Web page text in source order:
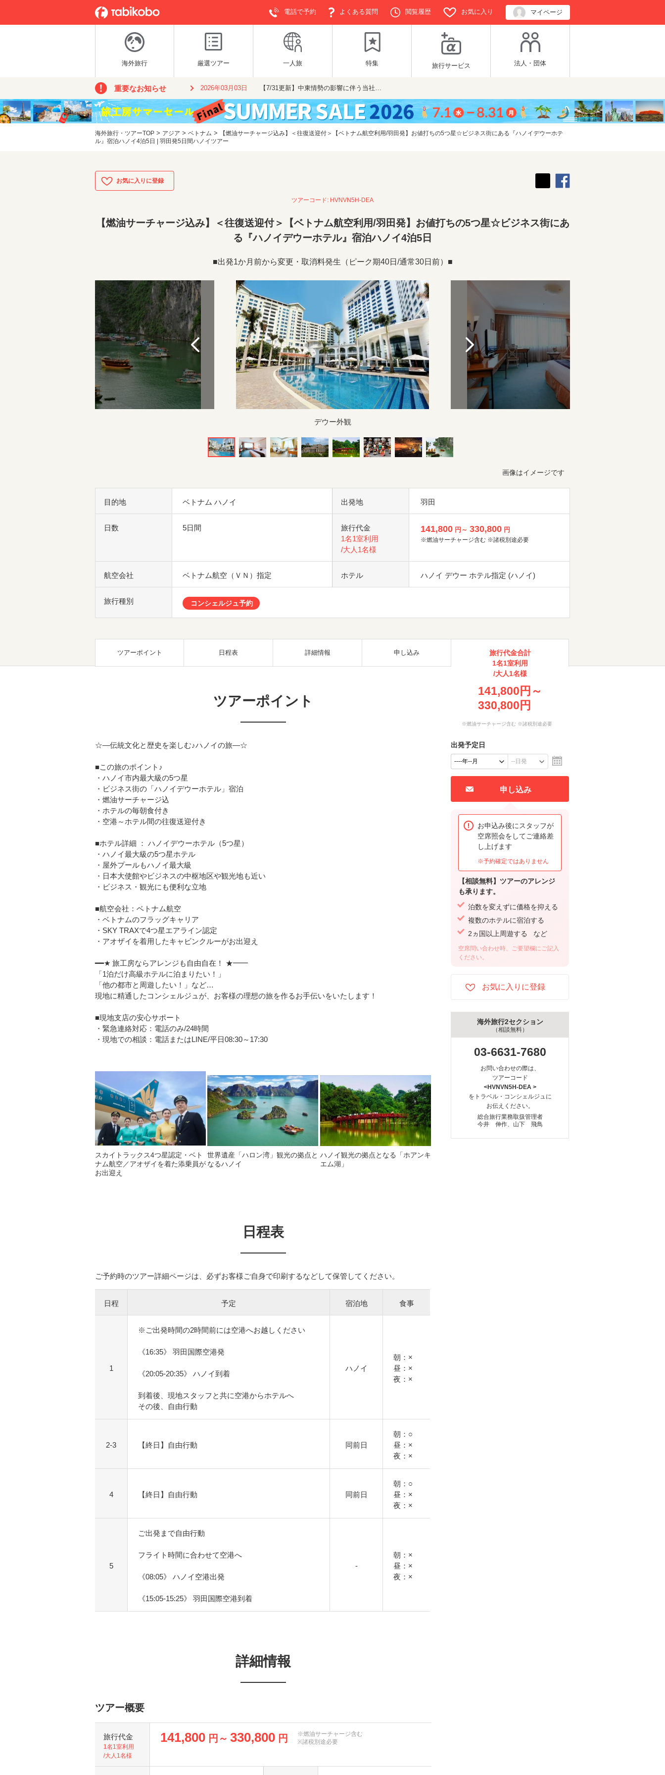
電話で予約 よくある質問 閲覧履歴 お気に入り マイページ
海外旅行 厳選ツアー 一人旅 特集 旅行サービス 法人・団体
重要なお知らせ 2026年03月03日 【7/31更新】中東情勢の影響に伴う当社…
海外旅行・ツアーTOP > アジア > ベトナム >
【燃油サーチャージ込み】＜往復送迎付＞【ベトナム航空利用/羽田発】お値打ちの5つ星☆ビジネス街にある『ハノイデウーホテ
ル』宿泊ハノイ4泊5日 | 羽田発5日間ハノイツアー
ツアーコード: HVNVN5H-DEA
【燃油サーチャージ込み】＜往復送迎付＞【ベトナム航空利用/羽田発】お値打ちの5つ星☆ビジネス街にあ
る『ハノイデウーホテル』宿泊ハノイ4泊5日
■出発1か月前から変更・取消料発生（ピーク期40日/通常30日前）■
デウー外観
画像はイメージです
目的地 ベトナム ハノイ 出発地 羽田
日数 5日間
旅行代金
1名1室利用
/大人1名様
141,800 円～ 330,800 円
※燃油サーチャージ含む ※諸税別途必要
航空会社 ベトナム航空（ＶＮ）指定 ホテル ハノイ デウー ホテル指定 (ハノイ)
旅行種別 コンシェルジュ予約
ツアーポイント 日程表 詳細情報 申し込み
ツアーポイント
☆―伝統文化と歴史を楽しむ♪ハノイの旅―☆
■この旅のポイント♪
・ハノイ市内最大級の5つ星
・ビジネス街の「ハノイデウーホテル」宿泊
・燃油サーチャージ込
・ホテルの毎朝食付き
・空港～ホテル間の往復送迎付き
■ホテル詳細 ： ハノイデウーホテル（5つ星）
・ハノイ最大級の5つ星ホテル
・屋外プールもハノイ最大級
・日本大使館やビジネスの中枢地区や観光地も近い
・ビジネス・観光にも便利な立地
■航空会社：ベトナム航空
・ベトナムのフラッグキャリア
・SKY TRAXで4つ星エアライン認定
・アオザイを着用したキャビンクルーがお出迎え
━━★ 旅工房ならアレンジも自由自在！ ★━━
「1泊だけ高級ホテルに泊まりたい！」
「他の都市と周遊したい！」など…
現地に精通したコンシェルジュが、お客様の理想の旅を作るお手伝いをいたします！
■現地支店の安心サポート
・緊急連絡対応：電話のみ/24時間
・現地での相談：電話またはLINE/平日08:30～17:30
スカイトラックス4つ星認定・ベト
ナム航空／アオザイを着た添乗員が
お出迎え
世界遺産「ハロン湾」観光の拠点と
なるハノイ
ハノイ観光の拠点となる「ホアンキ
エム湖」
日程表
ご予約時のツアー詳細ページは、必ずお客様ご自身で印刷するなどして保管してください。
日程 予定 宿泊地 食事
1
※ご出発時間の2時間前には空港へお越しください
《16:35》 羽田国際空港発
《20:05-20:35》 ハノイ到着
到着後、現地スタッフと共に空港からホテルへ
その後、自由行動
ハノイ
朝：×
昼：×
夜：×
2-3 【終日】自由行動 同前日
朝：○
昼：×
夜：×
4 【終日】自由行動 同前日
朝：○
昼：×
夜：×
5
ご出発まで自由行動
フライト時間に合わせて空港へ
《08:05》 ハノイ空港出発
《15:05-15:25》 羽田国際空港到着
-
朝：×
昼：×
夜：×
詳細情報
ツアー概要
旅行代金
1名1室利用
/大人1名様
141,800 円～ 330,800 円
※燃油サーチャージ含む
※諸税別途必要
旅行代金合計
1名1室利用
/大人1名様
141,800円～
330,800円
※燃油サーチャージ含む ※諸税別途必要
出発予定日
申し込み
お申込み後にスタッフが
空席照会をしてご連絡差
し上げます
※予約確定ではありません
【相談無料】ツアーのアレンジ
も承ります。
泊数を変えずに価格を抑える
複数のホテルに宿泊する
2ヵ国以上周遊する など
空席問い合わせ時、ご要望欄にご記入
ください。
海外旅行2セクション
（相談無料）
03-6631-7680
お問い合わせの際は、
ツアーコード
<HVNVN5H-DEA >
をトラベル・コンシェルジュに
お伝えください。
総合旅行業務取扱管理者
今井 伸作、山下 飛鳥